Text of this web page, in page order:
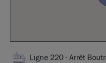
Ligne 220 - Arrêt